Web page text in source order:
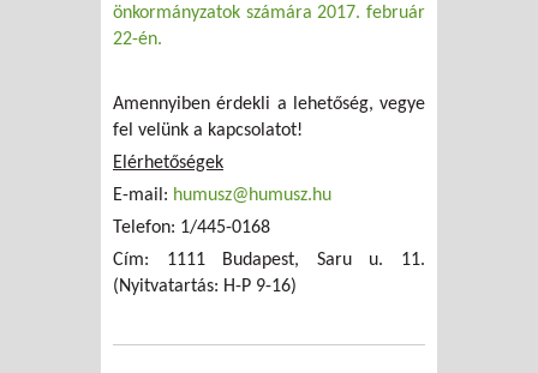
önkormányzatok számára 2017. február
22-én.
Amennyiben érdekli a lehetőség, vegye
fel velünk a kapcsolatot!
Elérhetőségek
E-mail: humusz@humusz.hu
Telefon: 1/445-0168
Cím: 1111 Budapest, Saru u. 11.
(Nyitvatartás: H-P 9-16)